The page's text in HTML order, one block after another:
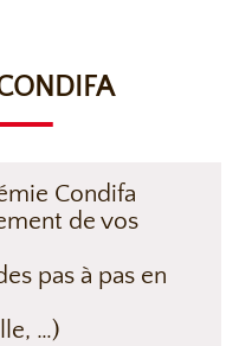
Condifa
de vos
pas à pas en
…)